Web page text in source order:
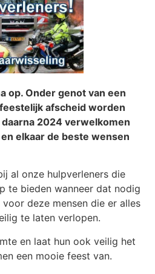
op. Onder genot van een
afscheid worden
2024 verwelkomen
elkaar de beste wensen
al onze hulpverleners die
te bieden wanneer dat nodig
deze mensen die er alles
te laten verlopen.
en laat hun ook veilig het
een mooie feest van.